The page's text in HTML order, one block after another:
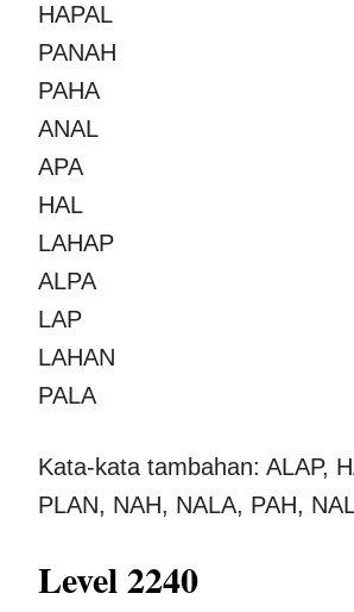
HAPAL
PANAH
PAHA
ANAL
APA
HAL
LAHAP
ALPA
LAP
LAHAN
PALA
Kata-kata tambahan: ALAP,
PLAN, NAH, NALA, PAH,
Level 2240